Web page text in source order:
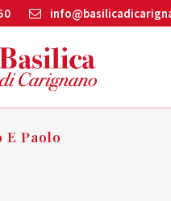
E Paolo